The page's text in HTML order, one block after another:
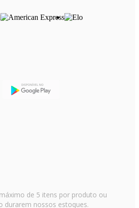
de 5 itens por produto ou
durarem nossos estoques.